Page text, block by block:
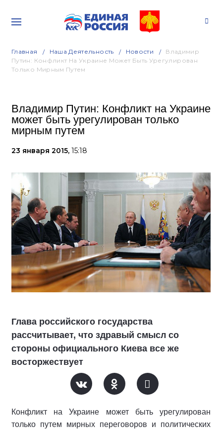
Главная Наша Деятельность Новости
Владимир
Путин: Конфликт На Украине Может Быть Урегулирован
Только Мирным Путем
Владимир Путин: Конфликт на Украине
может быть урегулирован только
мирным путем
23 января 2015, 15:18
Глава российского государства
рассчитывает, что здравый смысл со
стороны официального Киева все же
восторжествует
Конфликт на Украине может быть урегулирован
только путем мирных переговоров и политических